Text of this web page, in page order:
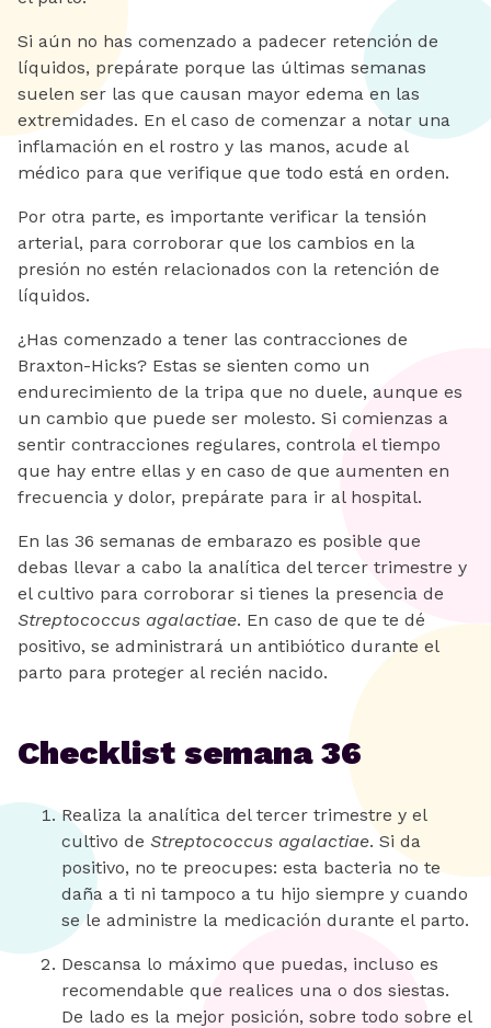
Si aún no has comenzado a padecer retención de
líquidos, prepárate porque las últimas semanas
suelen ser las que causan mayor edema en las
extremidades. En el caso de comenzar a notar una
inflamación en el rostro y las manos, acude al
médico para que verifique que todo está en orden.
Por otra parte, es importante verificar la tensión
arterial, para corroborar que los cambios en la
presión no estén relacionados con la retención de
líquidos.
¿Has comenzado a tener las contracciones de
Braxton-Hicks? Estas se sienten como un
endurecimiento de la tripa que no duele, aunque es
un cambio que puede ser molesto. Si comienzas a
sentir contracciones regulares, controla el tiempo
que hay entre ellas y en caso de que aumenten en
frecuencia y dolor, prepárate para ir al hospital.
En las 36 semanas de embarazo es posible que
debas llevar a cabo la analítica del tercer trimestre y
el cultivo para corroborar si tienes la presencia de
Streptococcus agalactiae. En caso de que te dé
positivo, se administrará un antibiótico durante el
parto para proteger al recién nacido.
Checklist semana 36
Realiza la analítica del tercer trimestre y el
cultivo de Streptococcus agalactiae. Si da
positivo, no te preocupes: esta bacteria no te
daña a ti ni tampoco a tu hijo siempre y cuando
se le administre la medicación durante el parto.
Descansa lo máximo que puedas, incluso es
recomendable que realices una o dos siestas.
De lado es la mejor posición, sobre todo sobre el